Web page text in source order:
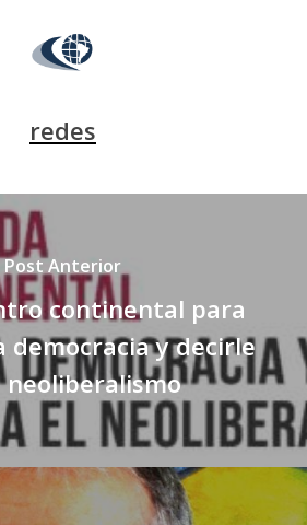
redes
Post Anterior
continental para
democracia y decirle
neoliberalismo